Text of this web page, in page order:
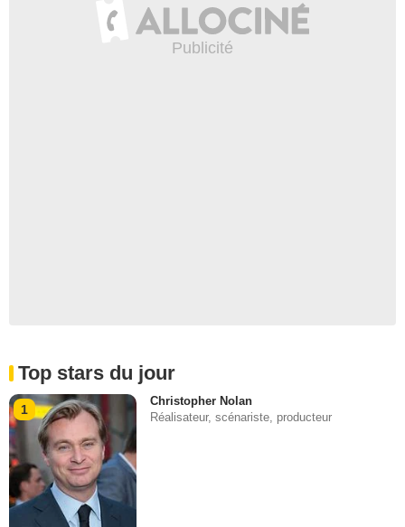
Top stars du jour
1
Christopher Nolan
Réalisateur, scénariste, producteur